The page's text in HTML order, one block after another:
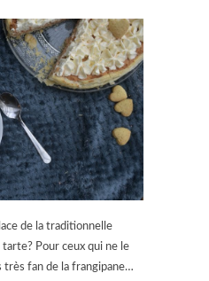
de la traditionnelle
Pour ceux qui ne le
très fan de la frangipane…